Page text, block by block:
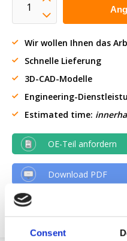
Consent
Wir wollen Ihnen das
Schnelle Lieferung
3D-CAD-Modelle
Engineering-
Estimated time:
OE-Teil anfordern
Download PDF